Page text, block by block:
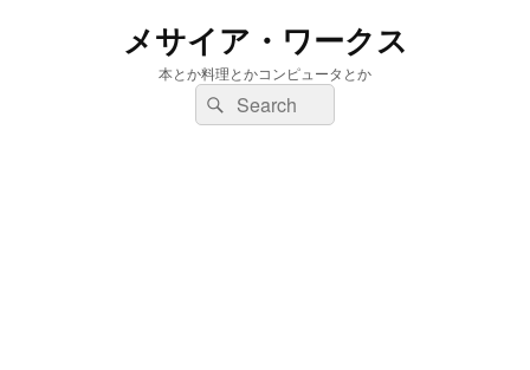
メサイア・ワークス
本とか料理とかコンピュータとか
検
索:
検
索